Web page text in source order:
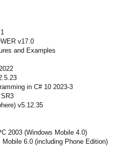
v17.0
and Examples
in C# 10 2023-3
v5.12.35
2003 (Windows Mobile 4.0)
6.0 (including Phone Edition)